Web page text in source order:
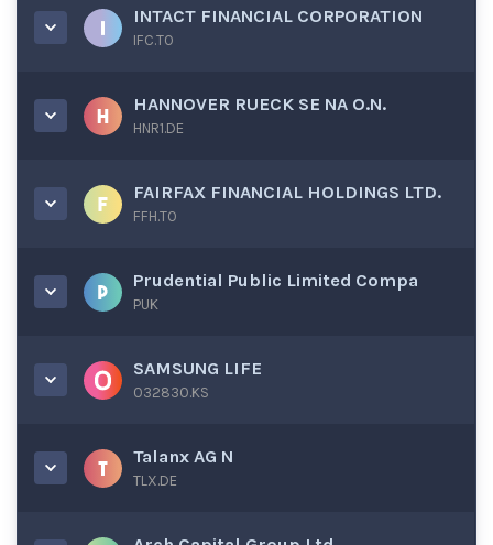
INTACT FINANCIAL CORPORATION
IFC.TO
HANNOVER RUECK SE NA O.N.
HNR1.DE
FAIRFAX FINANCIAL HOLDINGS LTD.
FFH.TO
Prudential Public Limited Compa
PUK
SAMSUNG LIFE
032830.KS
Talanx AG N
TLX.DE